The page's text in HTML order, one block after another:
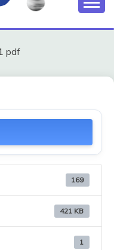
pdf
169
421 KB
1